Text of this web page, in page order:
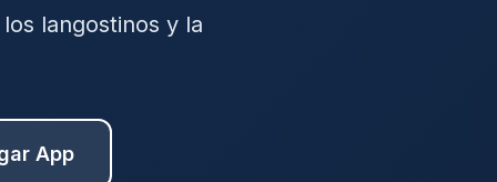
langostinos y la
App